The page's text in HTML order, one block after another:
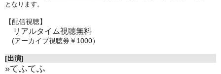
となります。
【配信視聴】
リアルタイム視聴無料
(アーカイブ視聴券￥1000）
[出演]
»てふてふ